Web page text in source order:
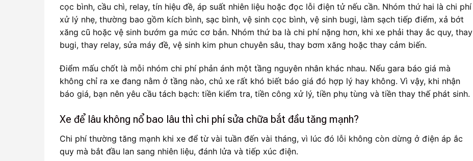
cọc bình, cầu chì, relay, tín hiệu đề, áp suất nhiên liệu hoặc đọc lỗi điện tử nếu cần. Nhóm thứ hai là chi phí
xử lý nhẹ, thường bao gồm kích bình, sạc bình, vệ sinh cọc bình, vệ sinh bugi, làm sạch tiếp điểm, xả bớt
xăng cũ hoặc vệ sinh bướm ga mức cơ bản. Nhóm thứ ba là chi phí nặng hơn, khi xe phải thay ắc quy, thay
bugi, thay relay, sửa máy đề, vệ sinh kim phun chuyên sâu, thay bơm xăng hoặc thay cảm biến.
Điểm mấu chốt là mỗi nhóm chi phí phản ánh một tầng nguyên nhân khác nhau. Nếu gara báo giá mà
không chỉ ra xe đang nằm ở tầng nào, chủ xe rất khó biết báo giá đó hợp lý hay không. Vì vậy, khi nhận
báo giá, bạn nên yêu cầu tách bạch: tiền kiểm tra, tiền công xử lý, tiền phụ tùng và tiền thay thế phát sinh.
Xe để lâu không nổ bao lâu thì chi phí sửa chữa bắt đầu tăng mạnh?
Chi phí thường tăng mạnh khi xe để từ vài tuần đến vài tháng, vì lúc đó lỗi không còn dừng ở điện áp ắc
quy mà bắt đầu lan sang nhiên liệu, đánh lửa và tiếp xúc điện.